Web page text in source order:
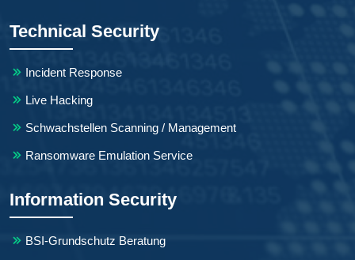
Technical Security
Incident Response
Live Hacking
Schwachstellen Scanning / Management
Ransomware Emulation Service
Information Security
BSI-Grundschutz Beratung